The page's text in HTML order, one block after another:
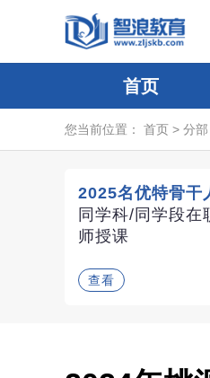
首页
您当前位置： 首页 > 分部
2025名优特骨干
同学科/同学段在
师授课
查看